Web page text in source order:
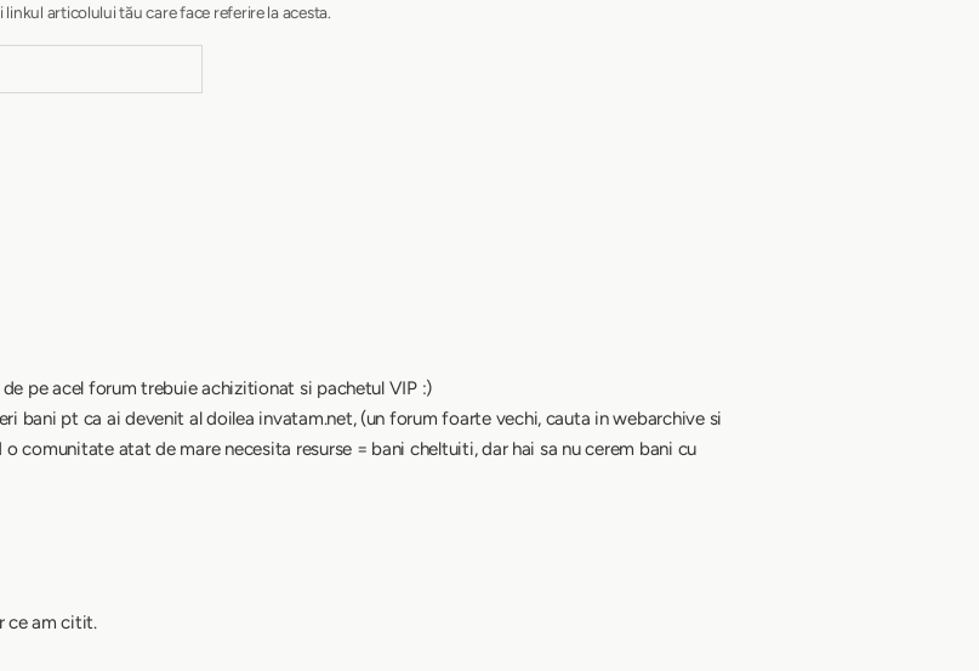
articolului tău care face referire la acesta.
pe acel forum trebuie achizitionat si pachetul VIP :)
bani pt ca ai devenit al doilea invatam.net, (un forum foarte vechi, cauta in webarchive si
comunitate atat de mare necesita resurse = bani cheltuiti, dar hai sa nu cerem bani cu
ce am citit.